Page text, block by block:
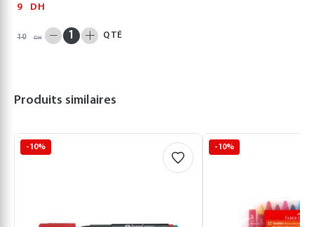
10 DH
9 DH
QTÉ
Produits similaires
-10% -10%